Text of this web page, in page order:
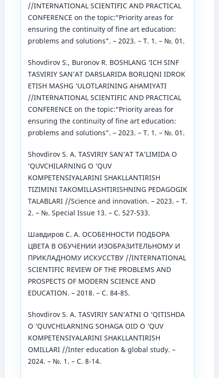
//INTERNATIONAL SCIENTIFIC AND PRACTICAL
CONFERENCE on the topic:“Priority areas for
ensuring the continuity of fine art education:
problems and solutions”. – 2023. – Т. 1. – №. 01.
Shovdirov S., Buronov R. BOSHLANG ‘ICH SINF
TASVIRIY SAN’AT DARSLARIDA BORLIQNI IDROK
ETISH MASHG ‘ULOTLARINING AHAMIYATI
//INTERNATIONAL SCIENTIFIC AND PRACTICAL
CONFERENCE on the topic:“Priority areas for
ensuring the continuity of fine art education:
problems and solutions”. – 2023. – Т. 1. – №. 01.
Shovdirov S. A. TASVIRIY SAN’AT TA’LIMIDA O
‘QUVCHILARNING O ‘QUV
KOMPETENSIYALARINI SHAKLLANTIRISH
TIZIMINI TAKOMILLASHTIRISHNING PEDAGOGIK
TALABLARI //Science and innovation. – 2023. – Т.
2. – №. Special Issue 13. – С. 527-533.
Шавдиров С. А. ОСОБЕННОСТИ ПОДБОРА
ЦВЕТА В ОБУЧЕНИИ ИЗОБРАЗИТЕЛЬНОМУ И
ПРИКЛАДНОМУ ИСКУССТВУ //INTERNATIONAL
SCIENTIFIC REVIEW OF THE PROBLEMS AND
PROSPECTS OF MODERN SCIENCE AND
EDUCATION. – 2018. – С. 84-85.
Shovdirov S. A. TASVIRIY SAN’ATNI O ‘QITISHDA
O ‘QUVCHILARNING SOHAGA OID O ‘QUV
KOMPETENSIYALARINI SHAKLLANTIRISH
OMILLARI //Inter education & global study. –
2024. – №. 1. – С. 8-14.